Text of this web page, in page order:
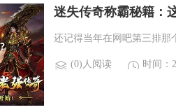
迷失传奇称霸秘籍：
还记得当年在网吧第三排那
(0)人阅读 时间：